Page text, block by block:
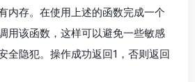
内存。在使用上述的函数完成一个
用该函数，这样可以避免一些敏感
全隐犯。操作成功返回1，否则返回